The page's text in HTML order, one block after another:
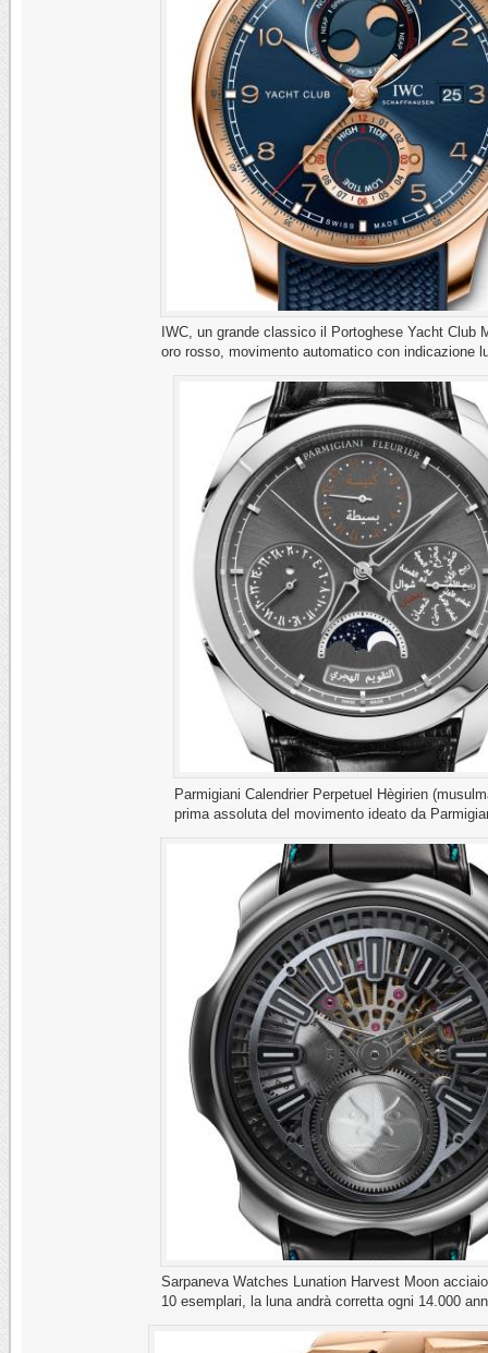
IWC, un grande classico il Portoghese Yacht Club
oro rosso, movimento automatico con indicazione
Parmigiani Calendrier Perpetuel Hègirien
prima assoluta del movimento ideato da
Sarpaneva Watches Lunation Harvest Moon
10 esemplari, la luna andrà corretta ogni 14.000